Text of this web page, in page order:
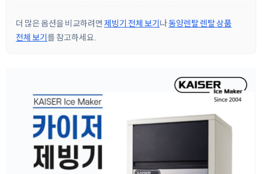
더 많은 옵션을 비교하려면 제빙기 전체 보기나동양렌탈 렌탈 상품
전체 보기를 참고하세요.